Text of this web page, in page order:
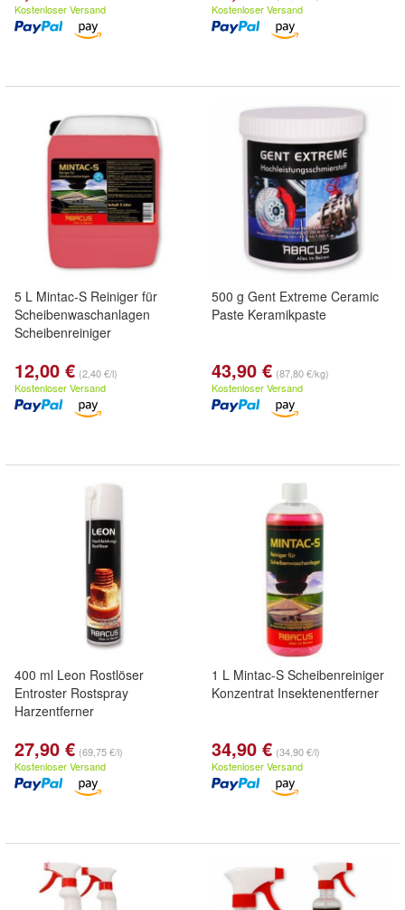
Kostenloser Versand
Kostenloser Versand
5 L Mintac-S Reiniger für
Scheibenwaschanlagen
Scheibenreiniger
12,00 € (2,40 €/l)
Kostenloser Versand
500 g Gent Extreme Ceramic
Paste Keramikpaste
43,90 € (87,80 €/kg)
Kostenloser Versand
400 ml Leon Rostlöser
Entroster Rostspray
Harzentferner
27,90 € (69,75 €/l)
Kostenloser Versand
1 L Mintac-S Scheibenreiniger
Konzentrat Insektenentferner
34,90 € (34,90 €/l)
Kostenloser Versand